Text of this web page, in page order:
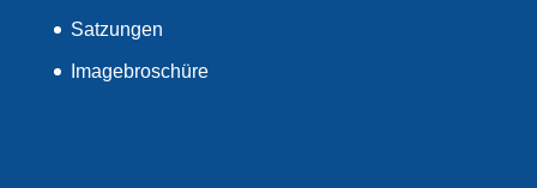
Satzungen
Imagebroschüre